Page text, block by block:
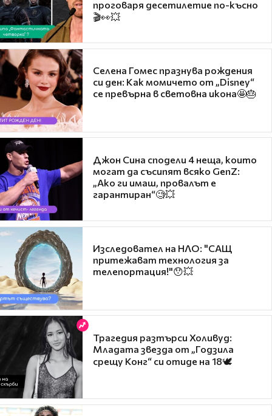
проговаря десетилетие по-късно
🎬👀💥
Селена Гомес празнува рождения
си ден: Как момичето от „Disney“
се превърна в световна икона🤩🎂
Джон Сина сподели 4 неща, които
могат да съсипят всяко GenZ:
„Ако ги имаш, провалът е
гарантиран“🧐💥
Изследовател на НЛО: "САЩ
притежават технология за
телепортация!"😯💥
Трагедия разтърси Холивуд:
Младата звезда от „Годзила
срещу Конг“ си отиде на 18🕊️